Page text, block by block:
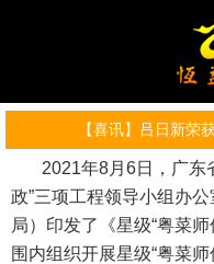
【喜讯】吕日新荣
2021年8月6日，广东
政”三项工程领导小组办
局）印发了《星级“粤菜
围内组织开展星级“粤菜师